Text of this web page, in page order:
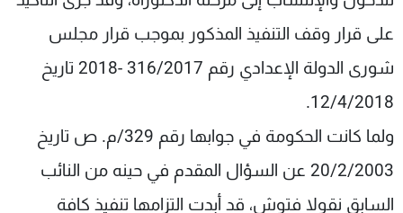
على قرار وقف التنفيذ المذكور بموجب قرار مجلس
شورى الدولة الإعدادي رقم 316/2017 -2018 تاريخ
12/4/2018.
ولما كانت الحكومة في جوابها رقم 329/م. ص تاريخ
20/2/2003 عن السؤال المقدم في حينه من النائب
السابق نقولا فتوش، قد أبدت التزامها تنفيذ كافة